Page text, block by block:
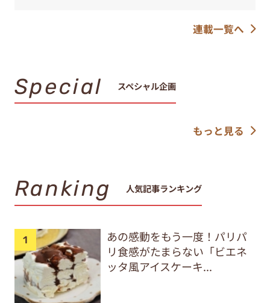
連載一覧へ
Special スペシャル企画
もっと見る
Ranking 人気記事ランキング
あの感動をもう一度！パリパ
リ食感がたまらない「ビエネ
ッタ風アイスケーキ...